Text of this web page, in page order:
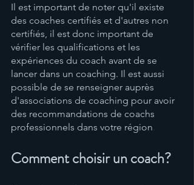
Il est important de noter qu'il existe
des coaches certifiés et d'autres non
certifiés, il est donc important de
vérifier les qualifications et les
expériences du coach avant de se
lancer dans un coaching. Il est aussi
possible de se renseigner auprès
d'associations de coaching pour avoir
des recommandations de coachs
professionnels dans votre région.
Comment choisir un coach?